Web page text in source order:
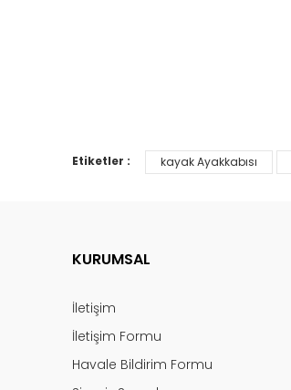
Etiketler : kayak Ayakkabısı
KURUMSAL
İletişim
İletişim Formu
Havale Bildirim Formu